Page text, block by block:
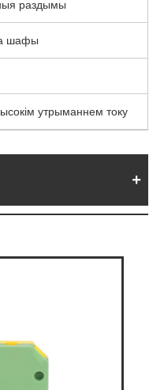
раздымы
шафы
утрыманнем току